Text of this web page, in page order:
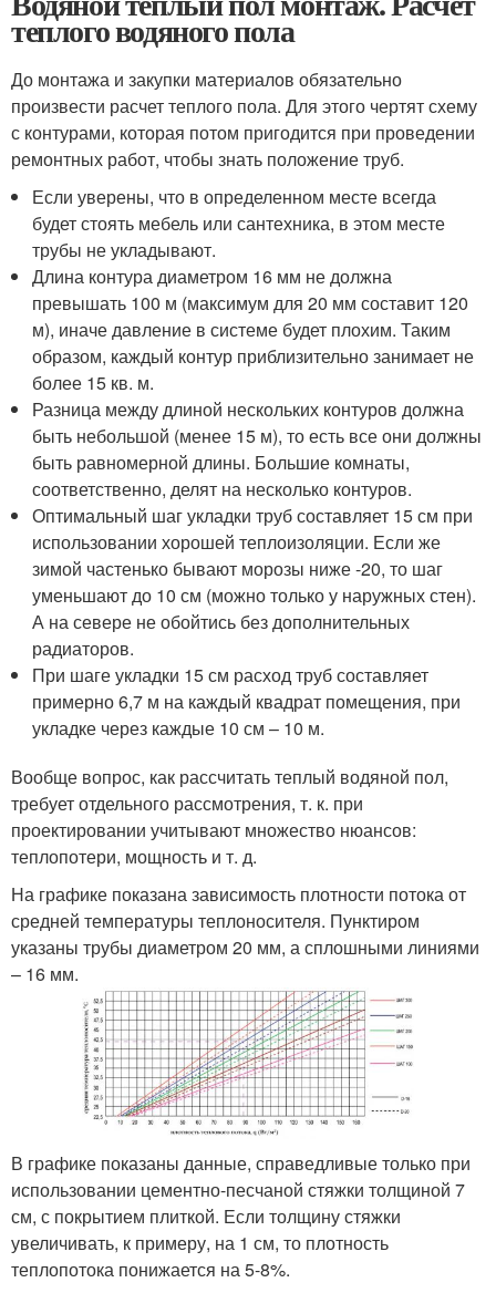
теплого водяного пола
До монтажа и закупки материалов обязательно
произвести расчет теплого пола. Для этого чертят схему
с контурами, которая потом пригодится при проведении
ремонтных работ, чтобы знать положение труб.
Если уверены, что в определенном месте всегда
будет стоять мебель или сантехника, в этом месте
трубы не укладывают.
Длина контура диаметром 16 мм не должна
превышать 100 м (максимум для 20 мм составит 120
м), иначе давление в системе будет плохим. Таким
образом, каждый контур приблизительно занимает не
более 15 кв. м.
Разница между длиной нескольких контуров должна
быть небольшой (менее 15 м), то есть все они должны
быть равномерной длины. Большие комнаты,
соответственно, делят на несколько контуров.
Оптимальный шаг укладки труб составляет 15 см при
использовании хорошей теплоизоляции. Если же
зимой частенько бывают морозы ниже -20, то шаг
уменьшают до 10 см (можно только у наружных стен).
А на севере не обойтись без дополнительных
радиаторов.
При шаге укладки 15 см расход труб составляет
примерно 6,7 м на каждый квадрат помещения, при
укладке через каждые 10 см – 10 м.
Вообще вопрос, как рассчитать теплый водяной пол,
требует отдельного рассмотрения, т. к. при
проектировании учитывают множество нюансов:
теплопотери, мощность и т. д.
На графике показана зависимость плотности потока от
средней температуры теплоносителя. Пунктиром
указаны трубы диаметром 20 мм, а сплошными линиями
– 16 мм.
В графике показаны данные, справедливые только при
использовании цементно-песчаной стяжки толщиной 7
см, с покрытием плиткой. Если толщину стяжки
увеличивать, к примеру, на 1 см, то плотность
теплопотока понижается на 5-8%.